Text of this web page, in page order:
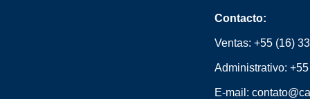
Contacto:
Ventas: +55 (16)
Administrativo:
E-mail: